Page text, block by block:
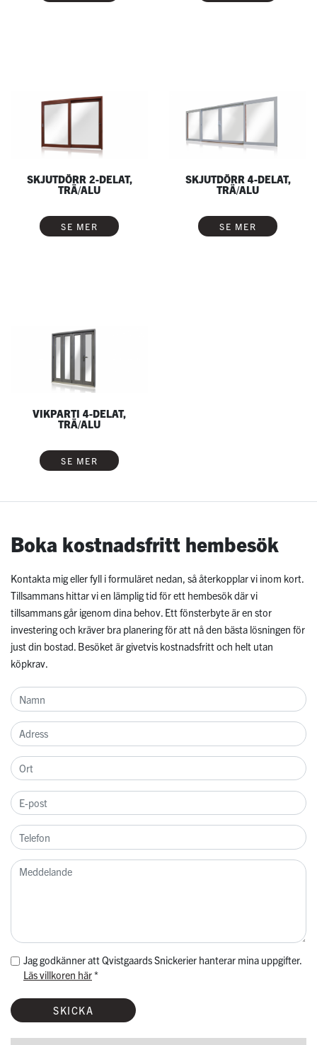
SKJUTDÖRR 2-DELAT,
TRÄ/ALU
SE MER
SKJUTDÖRR 4-DELAT,
TRÄ/ALU
SE MER
VIKPARTI 4-DELAT,
TRÄ/ALU
SE MER
Boka kostnadsfritt hembesök
Kontakta mig eller fyll i formuläret nedan, så återkopplar vi inom kort.
Tillsammans hittar vi en lämplig tid för ett hembesök där vi
tillsammans går igenom dina behov. Ett fönsterbyte är en stor
investering och kräver bra planering för att nå den bästa lösningen för
just din bostad. Besöket är givetvis kostnadsfritt och helt utan
köpkrav.
Jag godkänner att Qvistgaards Snickerier hanterar mina uppgifter.
Läs villkoren här*